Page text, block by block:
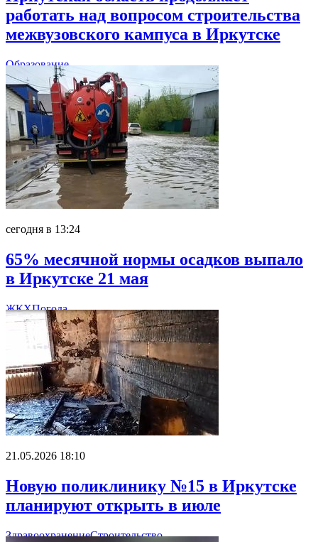
работать над вопросом строительства
межвузовского кампуса в Иркутске
Образование
сегодня в 13:24
65% месячной нормы осадков выпало
в Иркутске 21 мая
ЖКХПогода
21.05.2026 18:10
Новую поликлинику №15 в Иркутске
планируют открыть в июле
ЗдравоохранениеСтроительство